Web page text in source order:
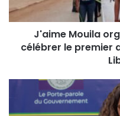
J'aime Mouila
célébrer le premier